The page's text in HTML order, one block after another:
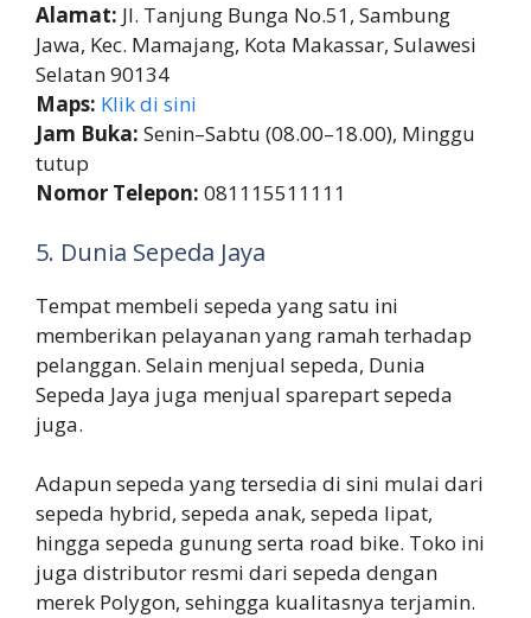
Alamat: Jl. Tanjung Bunga No.51, Sambung
Jawa, Kec. Mamajang, Kota Makassar, Sulawesi
Selatan 90134
Maps: Klik di sini
Jam Buka: Senin–Sabtu (08.00–18.00), Minggu
tutup
Nomor Telepon: 081115511111
5. Dunia Sepeda Jaya
Tempat membeli sepeda yang satu ini
memberikan pelayanan yang ramah terhadap
pelanggan. Selain menjual sepeda, Dunia
Sepeda Jaya juga menjual sparepart sepeda
juga.
Adapun sepeda yang tersedia di sini mulai dari
sepeda hybrid, sepeda anak, sepeda lipat,
hingga sepeda gunung serta road bike. Toko ini
juga distributor resmi dari sepeda dengan
merek Polygon, sehingga kualitasnya terjamin.